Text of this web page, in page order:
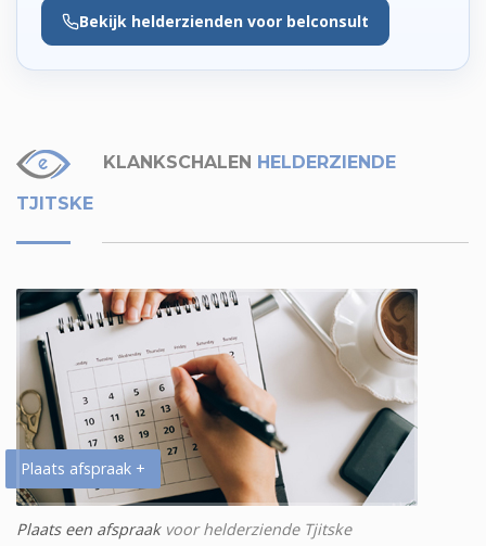
Bekijk helderzienden voor belconsult
KLANKSCHALEN HELDERZIENDE
TJITSKE
Plaats afspraak +
Plaats een afspraakvoor helderziende Tjitske